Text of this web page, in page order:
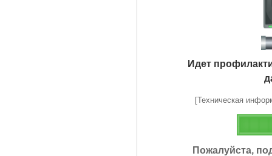
Идет
[Техническая
Пожалуйста,